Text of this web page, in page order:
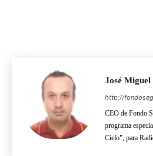
José
http://
CEO de Fondo
programa
Cielo", para